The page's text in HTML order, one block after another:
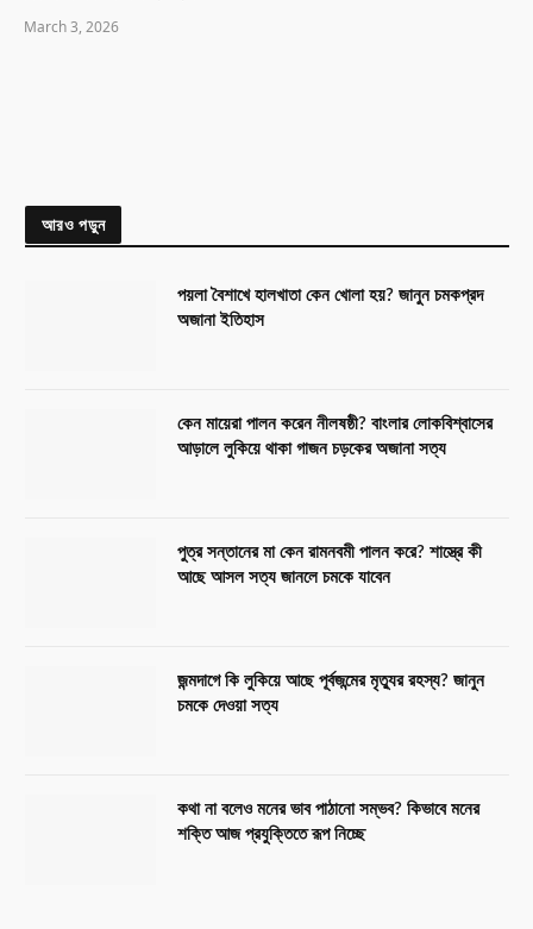
March 3, 2026
আরও পড়ুন
পয়লা বৈশাখে হালখাতা কেন খোলা হয়? জানুন চমকপ্রদ
অজানা ইতিহাস
কেন মায়েরা পালন করেন নীলষষ্ঠী? বাংলার লোকবিশ্বাসের
আড়ালে লুকিয়ে থাকা গাজন চড়কের অজানা সত্য
পুত্র সন্তানের মা কেন রামনবমী পালন করে? শাস্ত্রে কী
আছে আসল সত্য জানলে চমকে যাবেন
জন্মদাগে কি লুকিয়ে আছে পূর্বজন্মের মৃত্যুর রহস্য? জানুন
চমকে দেওয়া সত্য
কথা না বলেও মনের ভাব পাঠানো সম্ভব? কিভাবে মনের
শক্তি আজ প্রযুক্তিতে রূপ নিচ্ছে